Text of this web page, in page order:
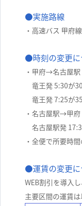
●実施路線
・高速バス 甲府線
●時刻の変更に
・甲府→名古屋駅
竜王発 5:30が
竜王発 7:25が
・名古屋駅→甲府
名古屋駅発
・全便で所要時
●運賃の変更に
WEB割引を導入
主要区間の運賃は